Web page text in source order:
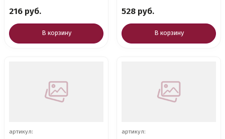
216 руб.
В корзину
528 руб.
В корзину
артикул: артикул: